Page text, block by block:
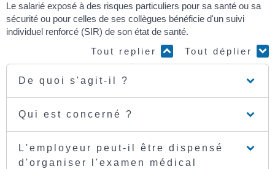
Le salarié exposé à des risques particuliers pour sa santé ou sa
sécurité ou pour celles de ses collègues bénéficie d'un suivi
individuel renforcé (SIR) de son état de santé.
Tout replier
Tout déplier
De quoi s'agit-il ?
Qui est concerné ?
L'employeur peut-il être dispensé
d'organiser l'examen médical